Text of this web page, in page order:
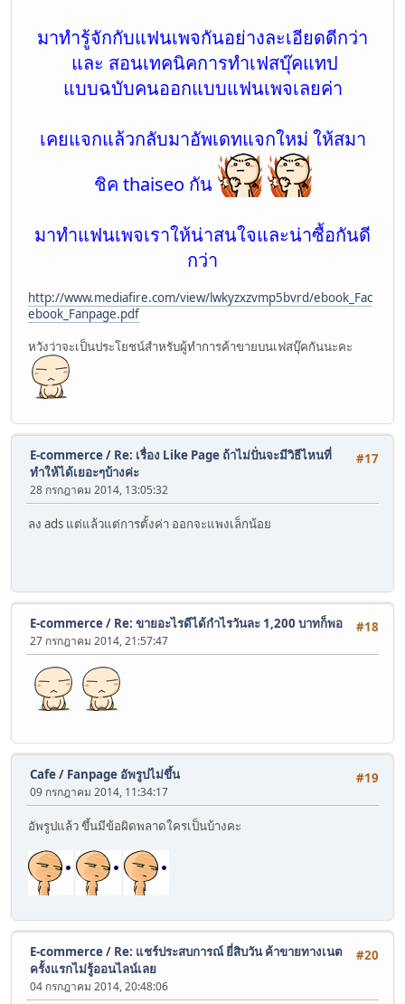
มาทำรู้จักกับแฟนเพจกันอย่างละเอียดดีกว่า
และ สอนเทคนิคการทำเฟสบุ๊คแทป
แบบฉบับคนออกแบบแฟนเพจเลยค่า
เคยแจกแล้วกลับมาอัพเดทแจกใหม่ ให้สมา
ชิค thaiseo กัน
มาทำแฟนเพจเราให้น่าสนใจและน่าซื้อกันดี
กว่า
http://www.mediafire.com/view/lwkyzxzvmp5bvrd/ebook_Fac
ebook_Fanpage.pdf
หวังว่าจะเป็นประโยชน์สำหรับผู้ทำการค้าขายบนเฟสบุ๊คกันนะคะ
#17
E-commerce/ Re: เรื่อง Like Page ถ้าไม่ปั่นจะมีวิธีไหนที่
ทำให้ได้เยอะๆบ้างค่ะ
28 กรกฎาคม 2014, 13:05:32
ลง ads แต่แล้วแต่การตั้งค่า ออกจะแพงเล็กน้อย
#18
E-commerce/ Re: ขายอะไรดีได้กำไรวันละ 1,200 บาทก็พอ
27 กรกฎาคม 2014, 21:57:47
#19
Cafe/ Fanpage อัพรูปไม่ขึ้น
09 กรกฎาคม 2014, 11:34:17
อัพรูปแล้ว ขึ้นมีข้อผิดพลาดใครเป็นบ้างคะ
#20
E-commerce/ Re: แชร์ประสบการณ์ ยี่สิบวัน ค้าขายทางเนต
ครั้งแรกไม่รู้ออนไลน์เลย
04 กรกฎาคม 2014, 20:48:06